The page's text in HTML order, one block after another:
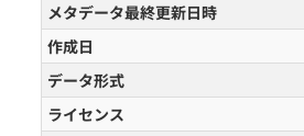
メタデータ最終更新日時
作成日
データ形式
ライセンス